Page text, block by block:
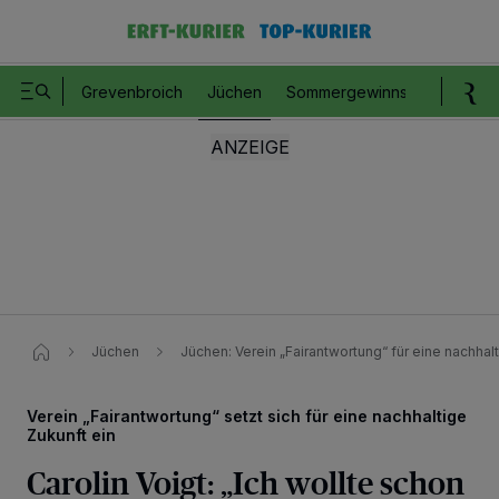
Grevenbroich Jüchen Sommergewinnspiel
Jüchen Jüchen: Verein „Fairantwortung“ für eine
Verein „Fairantwortung“ setzt sich für eine nachhaltige
Zukunft ein
Carolin Voigt: „Ich wollte schon